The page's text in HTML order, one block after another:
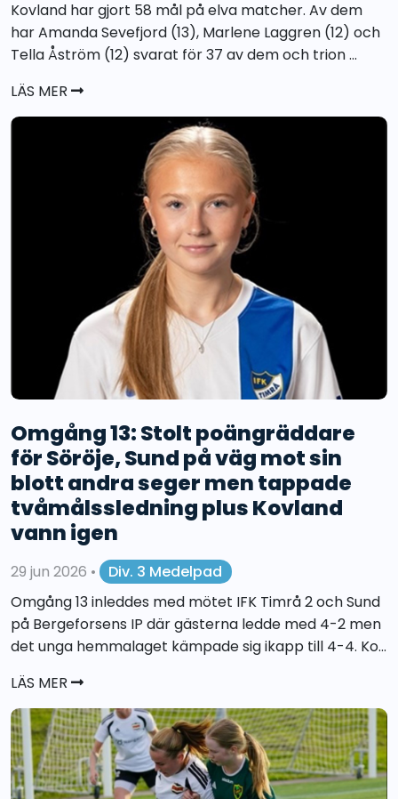
Kovland har gjort 58 mål på elva matcher. Av dem
har Amanda Sevefjord (13), Marlene Laggren (12) och
Tella Åström (12) svarat för 37 av dem och trion ...
LÄS MER
Omgång 13: Stolt poängräddare
för Söröje, Sund på väg mot sin
blott andra seger men tappade
tvåmålssledning plus Kovland
vann igen
29 jun 2026 •
Div. 3 Medelpad
Omgång 13 inleddes med mötet IFK Timrå 2 och Sund
på Bergeforsens IP där gästerna ledde med 4-2 men
det unga hemmalaget kämpade sig ikapp till 4-4. Ko...
LÄS MER